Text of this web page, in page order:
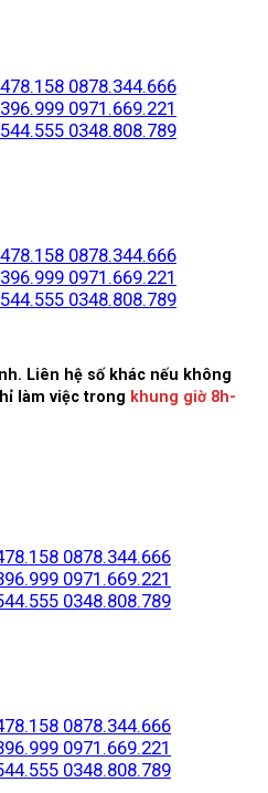
0878.344.666
0971.669.221
0348.808.789
0878.344.666
0971.669.221
0348.808.789
Liên hệ số khác nếu không
làm việc trong khung giờ 8h-
0878.344.666
0971.669.221
0348.808.789
0878.344.666
0971.669.221
0348.808.789